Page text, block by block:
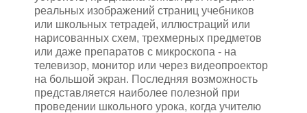
реальных изображений страниц учебников
или школьных тетрадей, иллюстраций или
нарисованных схем, трехмерных предметов
или даже препаратов с микроскопа - на
телевизор, монитор или через видеопроектор
на большой экран. Последняя возможность
представляется наиболее полезной при
проведении школьного урока, когда учителю